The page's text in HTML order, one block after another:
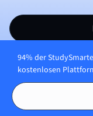
94% der
kostenlosen